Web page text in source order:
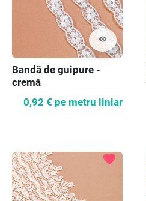
visibility
Bandă de guipure -
cremă
0,92 € pe metru liniar
favorite